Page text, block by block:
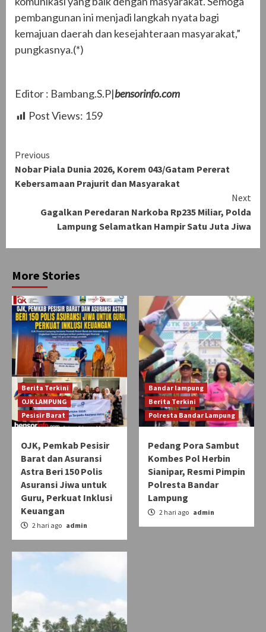
pembangunan ini menjadi langkah nyata bagi
kemajuan daerah dan kesejahteraan masyarakat,”
pungkasnya.(*)
Editor : Bambang.S.P|bensorinfo.com
Post Views: 159
Continue
Reading
Previous
Nobar Piala Dunia 2026, Korem 043/Gatam Pererat
Kebersamaan Prajurit dan Masyarakat
Next
Gagalkan Peredaran Narkoba Rp235 Miliar, Polda
Lampung Selamatkan Hampir Satu Juta Jiwa
More Stories
Berita Terkini
OJK LAMPUNG
Pesisir Barat
OJK, Pemkab Pesisir
Barat dan Asuransi
Astra Beri 150 Polis
Asuransi Jiwa untuk
Guru, Perkuat Inklusi
Keuangan
2 hari ago admin
Bandar lampung
Berita Terkini
Polresta Bandar Lampung
Pedang Pora Sambut
Kombes Pol Herbin
Sianipar, Resmi Pimpin
Polresta Bandar
Lampung
2 hari ago admin